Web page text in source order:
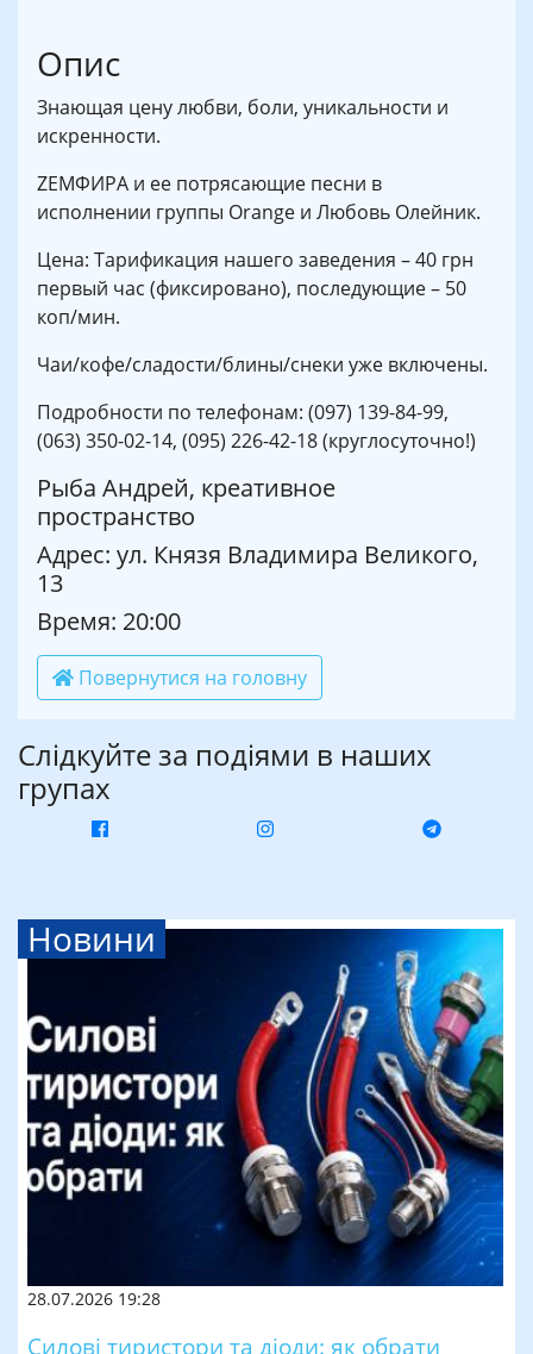
Опис
Знающая цену любви, боли, уникальности и
искренности.
ZЕМФИРА и ее потрясающие песни в
исполнении группы Orange и Любовь Олейник.
Цена: Тарификация нашего заведения – 40 грн
первый час (фиксировано), последующие – 50
коп/мин.
Чаи/кофе/сладости/блины/снеки уже включены.
Подробности по телефонам: (097) 139-84-99,
(063) 350-02-14, (095) 226-42-18 (круглосуточно!)
Рыба Андрей, креативное
пространство
Адрес: ул. Князя Владимира Великого,
13
Время: 20:00
Повернутися на головну
Слідкуйте за подіями в наших
групах
Новини
28.07.2026 19:28
Силові тиристори та діоди: як обрати